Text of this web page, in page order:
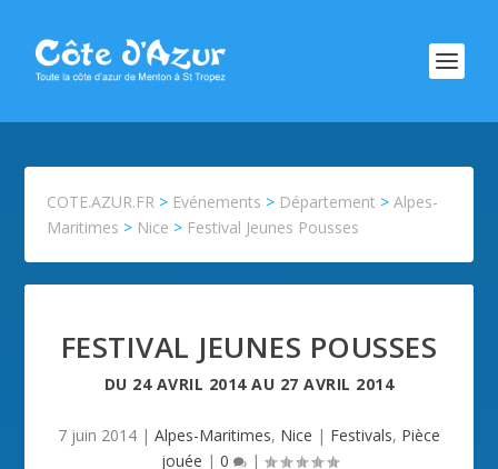
COTE.AZUR.FR > Evénements > Département >Alpes-
Maritimes > Nice > Festival Jeunes Pousses
FESTIVAL JEUNES POUSSES
DU 24 AVRIL 2014AU 27 AVRIL 2014
7 juin 2014 | Alpes-Maritimes, Nice | Festivals, Pièce
jouée | 0 |